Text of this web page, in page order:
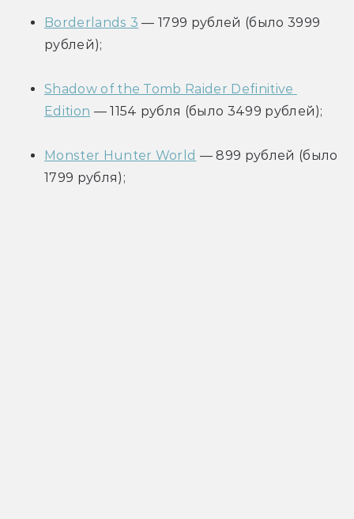
Borderlands 3 — 1799 рублей (было 3999
рублей);
Shadow of the Tomb Raider Definitive
Edition — 1154 рубля (было 3499 рублей);
Monster Hunter World — 899 рублей (было
1799 рубля);